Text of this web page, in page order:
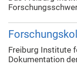
Freiburg Institute
Dokumentation